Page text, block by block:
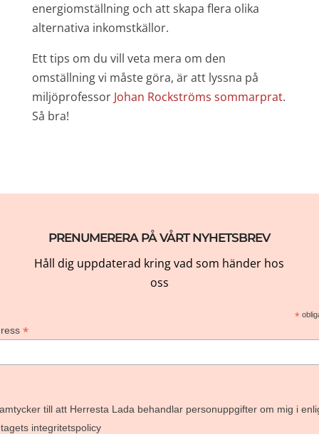
energiomställning och att skapa flera olika
alternativa inkomstkällor.
Ett tips om du vill veta mera om den
omställning vi måste göra, är att lyssna på
miljöprofessor Johan Rockströms sommarprat.
Så bra!
PRENUMERERA PÅ VÅRT NYHETSBREV
Håll dig uppdaterad kring vad som händer hos
oss
*
*
till att Herresta Lada behandlar personuppgifter om mig i
integritetspolicy